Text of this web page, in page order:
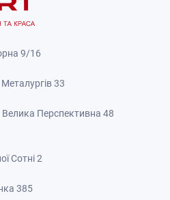
9/16
33
Перспективна 48
Сотні 2
385